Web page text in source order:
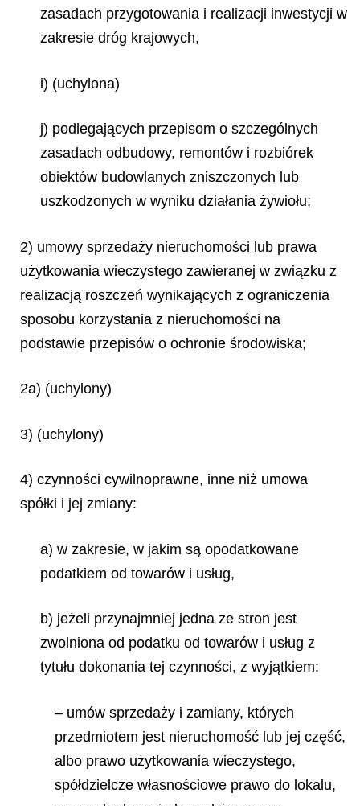
zasadach przygotowania i realizacji inwestycji w
zakresie dróg krajowych,
i) (uchylona)
j) podlegających przepisom o szczególnych
zasadach odbudowy, remontów i rozbiórek
obiektów budowlanych zniszczonych lub
uszkodzonych w wyniku działania żywiołu;
2) umowy sprzedaży nieruchomości lub prawa
użytkowania wieczystego zawieranej w związku z
realizacją roszczeń wynikających z ograniczenia
sposobu korzystania z nieruchomości na
podstawie przepisów o ochronie środowiska;
2a) (uchylony)
3) (uchylony)
4) czynności cywilnoprawne, inne niż umowa
spółki i jej zmiany:
a) w zakresie, w jakim są opodatkowane
podatkiem od towarów i usług,
b) jeżeli przynajmniej jedna ze stron jest
zwolniona od podatku od towarów i usług z
tytułu dokonania tej czynności, z wyjątkiem:
– umów sprzedaży i zamiany, których
przedmiotem jest nieruchomość lub jej część,
albo prawo użytkowania wieczystego,
spółdzielcze własnościowe prawo do lokalu,